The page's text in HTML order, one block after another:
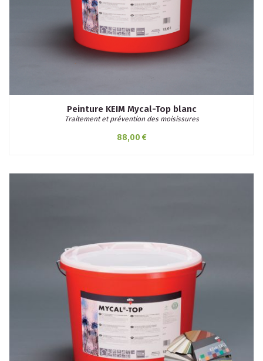
Peinture KEIM Mycal-Top blanc
Traitement et prévention des moisissures
88,00 €